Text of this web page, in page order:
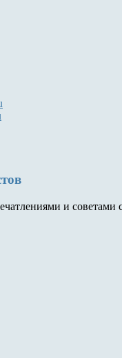
и советами